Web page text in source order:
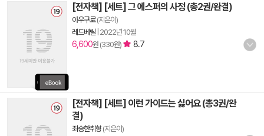
[전자책] [세트] 그 에스퍼의 사정 (총2권/완결)
아우구로(지은이)
레드베릴 2022년 10월
6,600원 (330원) 8.7
[전자책] [세트] 이런 가이드는 싫어요 (총3권/완
결)
죄송한취향(지은이)